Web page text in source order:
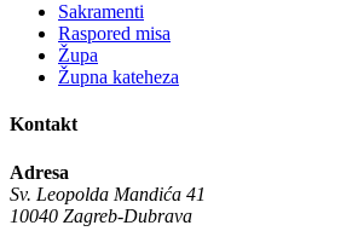
Sakramenti
Raspored misa
Župa
Župna kateheza
Kontakt
Adresa
Sv. Leopolda Mandića 41
10040 Zagreb-Dubrava